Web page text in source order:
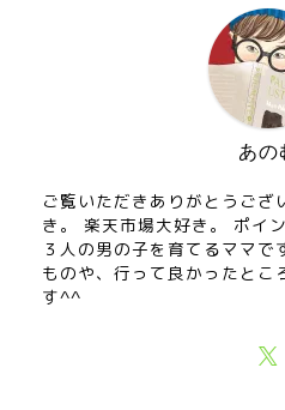
あの
ご覧いただきありがとうござ
き。 楽天市場大好き。 ポイ
３人の男の子を育てるママで
ものや、行って良かったとこ
す^^